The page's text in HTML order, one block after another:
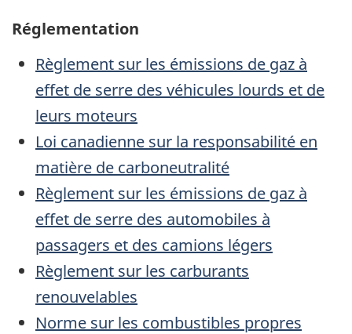
Réglementation
Règlement sur les émissions de gaz à
effet de serre des véhicules lourds et de
leurs moteurs
Loi canadienne sur la responsabilité en
matière de carboneutralité
Règlement sur les émissions de gaz à
effet de serre des automobiles à
passagers et des camions légers
Règlement sur les carburants
renouvelables
Norme sur les combustibles propres